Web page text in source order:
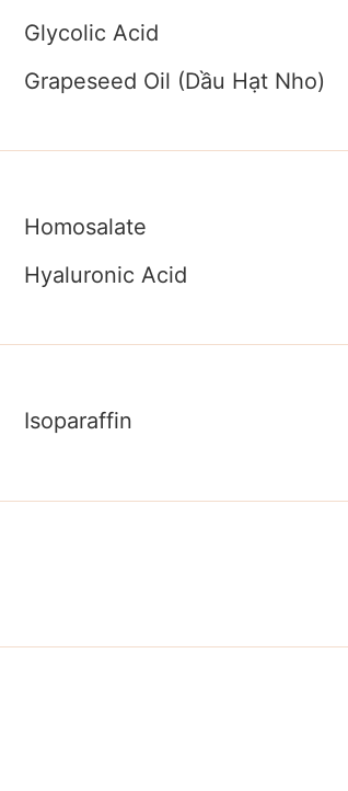
Glycolic Acid
Grapeseed Oil (Dầu Hạt Nho)
Homosalate
Hyaluronic Acid
Isoparaffin